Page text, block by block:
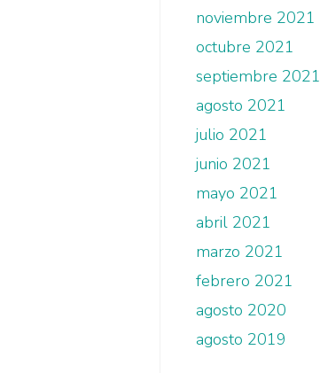
noviembre 2021
octubre 2021
septiembre 2021
agosto 2021
julio 2021
junio 2021
mayo 2021
abril 2021
marzo 2021
febrero 2021
agosto 2020
agosto 2019